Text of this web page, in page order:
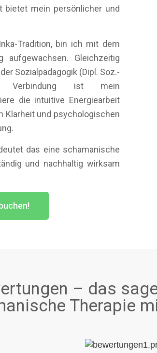
bietet mein persönlicher und
Tradition, bin ich mit dem
aufgewachsen. Gleichzeitig
Sozialpädagogik (Dipl. Soz.-
Verbindung ist mein
die intuitive Energiearbeit
Klarheit und psychologischen
das eine schamanische
und nachhaltig wirksam
– das
Therapie